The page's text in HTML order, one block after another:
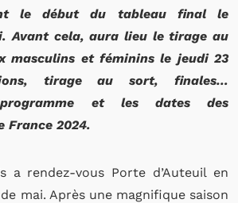
le début du tableau final le
Avant cela, aura lieu le tirage au
masculins et féminins le jeudi 23
tirage au sort, finales…
et les dates des
France 2024.
a rendez-vous Porte d’Auteuil en
mai. Après une magnifique saison